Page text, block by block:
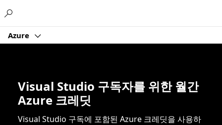
Azure
Visual Studio 구독자를 위한 월간
Azure 크레딧
Visual Studio 구독에 포함된 Azure 크레딧을 사용하